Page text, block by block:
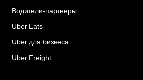
Водители-партнеры
Uber Eats
Uber для бизнеса
Uber Freight